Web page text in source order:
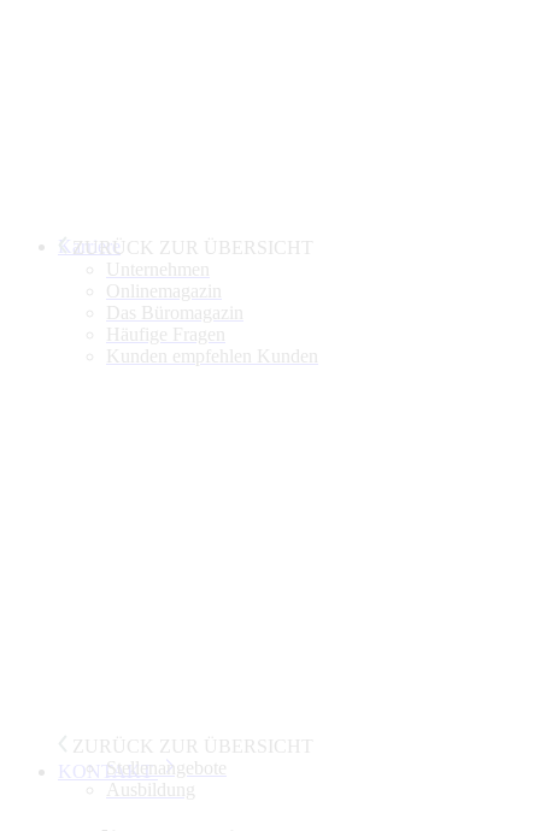
ZURÜCK ZUR ÜBERSICHT
Unternehmen
Onlinemagazin
Das Büromagazin
Häufige Fragen
Kunden empfehlen Kunden
Karriere
ZURÜCK ZUR ÜBERSICHT
Stellenangebote
Ausbildung
KONTAKT